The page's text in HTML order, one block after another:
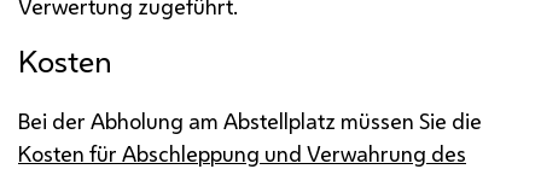
Kosten
Bei der Abholung am Abstellplatz müssen Sie die
Kosten für Abschleppung und Verwahrung des